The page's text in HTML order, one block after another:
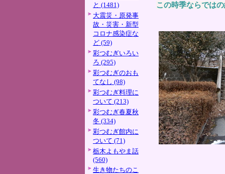
と (1481)
大震災・原発事
故・災害・新型
コロナ感染症な
ど (59)
彩つむぎいろい
ろ (295)
彩つむぎのおも
てなし (98)
彩つむぎ料理に
ついて (213)
彩つむぎ春夏秋
冬 (334)
彩つむぎ館内に
ついて (71)
栃木よもやま話
(560)
生き物たちのこ
この時季ならでは